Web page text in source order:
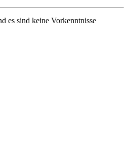
es sind keine Vorkenntnisse